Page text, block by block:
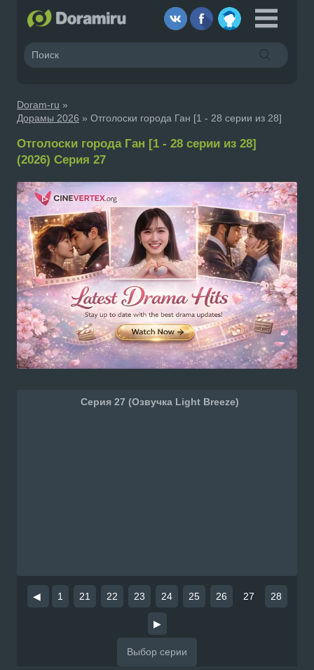
Doram-ru »
Дорамы 2026 » Отголоски города Ган [1 - 28 серии из 28]
Отголоски города Ган [1 - 28 серии из 28]
(2026) Серия 27
Серия 27 (Озвучка Light Breeze)
◀ 1 21 22 23 24 25 26 27 28
▶